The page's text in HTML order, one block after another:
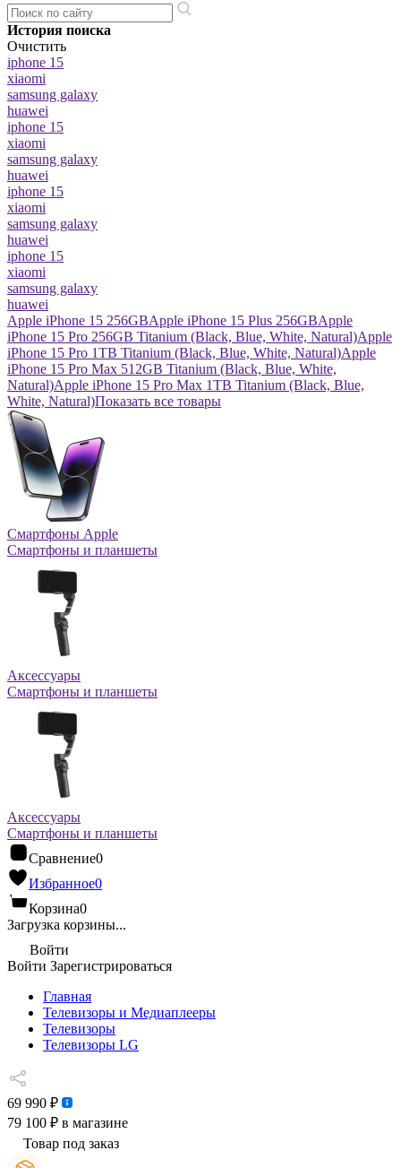
История поиска
Очистить
iphone 15
xiaomi
samsung galaxy
huawei
iphone 15
xiaomi
samsung galaxy
huawei
iphone 15
xiaomi
samsung galaxy
huawei
iphone 15
xiaomi
samsung galaxy
huawei
Apple iPhone 15 256GBApple iPhone 15 Plus 256GBApple
iPhone 15 Pro 256GB Titanium (Black, Blue, White, Natural)Apple
iPhone 15 Pro 1TB Titanium (Black, Blue, White, Natural)Apple
iPhone 15 Pro Max 512GB Titanium (Black, Blue, White,
Natural)Apple iPhone 15 Pro Max 1TB Titanium (Black, Blue,
White, Natural)Показать все товары
Смартфоны Apple
Смартфоны и планшеты
Аксессуары
Смартфоны и планшеты
Аксессуары
Смартфоны и планшеты
Сравнение0
Избранное0
Корзина0
Загрузка корзины...
Войти
Войти Зарегистрироваться
Главная
Телевизоры и Медиаплееры
Телевизоры
Телевизоры LG
69 990 ₽
79 100 ₽ в магазине
Товар под заказ